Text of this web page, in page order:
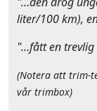
liter/100 km),
"…fått en trevlig
(Notera att trim-
vår trimbox)